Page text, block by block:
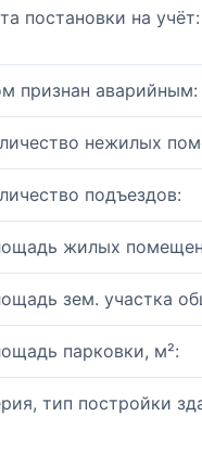
постановки на учёт:
признан аварийным:
нежилых
подъездов:
жилых
зем. участка
парковки, м²:
тип постройки